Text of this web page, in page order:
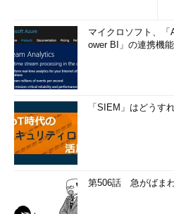
マイクロソフト、
ower BI」の連携機
「SIEM」はどうす
第506話 急がばま